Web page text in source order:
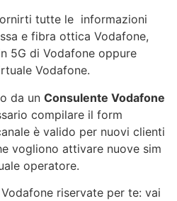
tutte le informazioni
e fibra ottica Vodafone,
5G di Vodafone oppure
Vodafone.
da un Consulente Vodafone
compilare il form
è valido per nuovi clienti
vogliono attivare nuove sim
operatore.
riservate per te: vai